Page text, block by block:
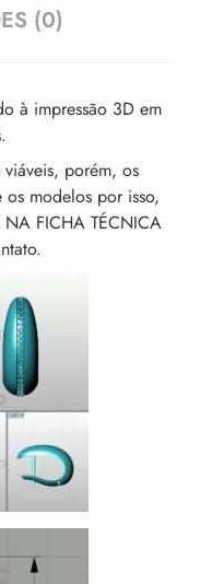
(0)
à impressão 3D em
viáveis, porém, os
os modelos por isso,
NA FICHA TÉCNICA